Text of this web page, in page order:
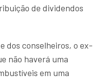
de dividendos
dos conselheiros, o ex-
não haverá uma
em uma